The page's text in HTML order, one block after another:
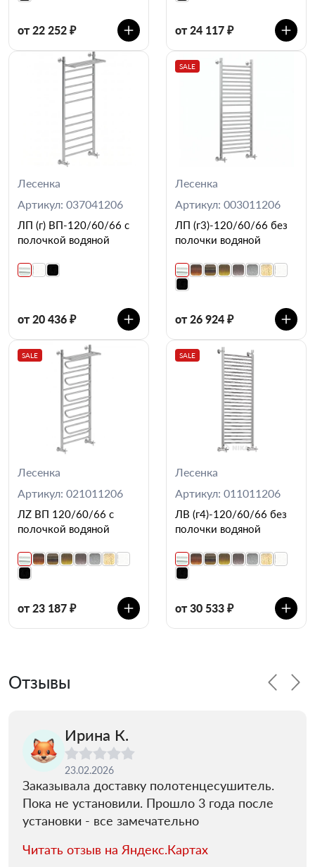
от 22 252 ₽ от 24 117 ₽
Лесенка
Артикул: 037041206
ЛП (г) ВП-120/60/66 с
полочкой водяной
от 20 436 ₽
SALE
Лесенка
Артикул: 003011206
ЛП (г3)-120/60/66 без
полочки водяной
от 26 924 ₽
SALE
Лесенка
Артикул: 021011206
ЛZ ВП 120/60/66 с
полочкой водяной
от 23 187 ₽
SALE
Лесенка
Артикул: 011011206
ЛВ (г4)-120/60/66 без
полочки водяной
от 30 533 ₽
Отзывы
Ирина К.
23.02.2026
Заказывала доставку полотенцесушитель.
Пока не установили. Прошло 3 года после
установки - все замечательно
Читать отзыв на Яндекс.Картах